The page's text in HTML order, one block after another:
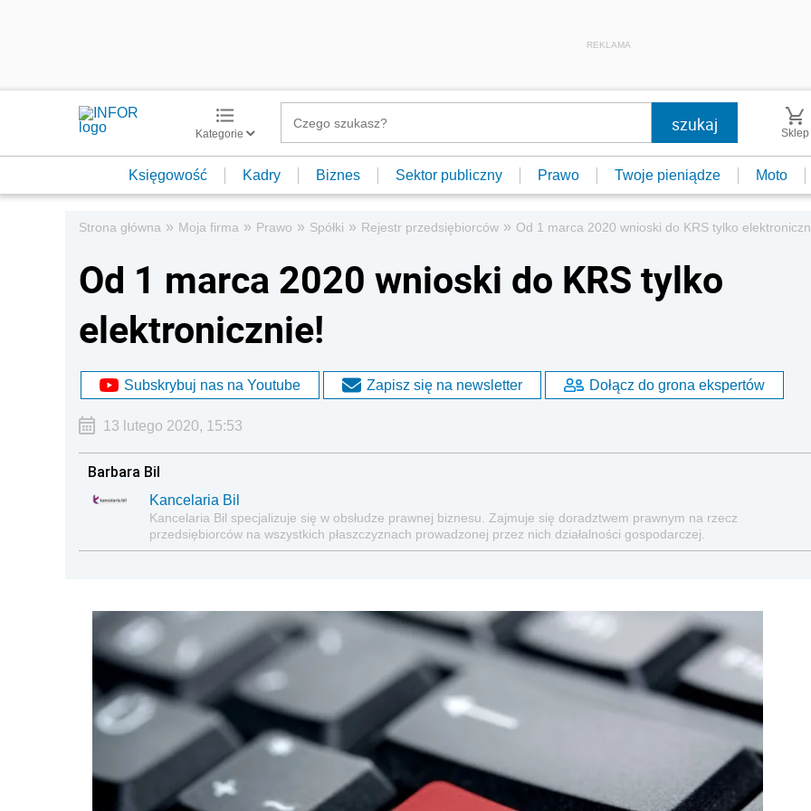
REKLAMA
Kategorie Sklep
Księgowość Kadry Biznes Sektor publiczny Prawo Twoje pieniądze Moto
Strona główna » Moja firma » Prawo » Spółki » Rejestr przedsiębiorców » Od 1 marca 2020 wnioski do KRS tylko
Od 1 marca 2020 wnioski do KRS tylko
elektronicznie!
Subskrybuj nas na Youtube Zapisz się na newsletter Dołącz do grona ekspertów
13 lutego 2020, 15:53
Barbara Bil
Kancelaria Bil
Kancelaria Bil specjalizuje się w obsłudze prawnej biznesu. Zajmuje się doradztwem prawnym na rzecz
przedsiębiorców na wszystkich płaszczyznach prowadzonej przez nich działalności gospodarczej.